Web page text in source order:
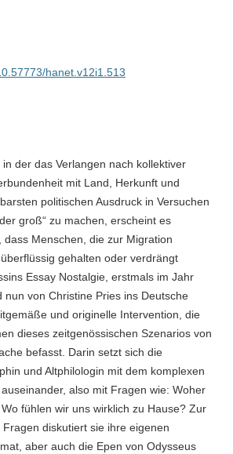
hanet.v12i1.513
der das Verlangen nach kollektiver
mit Land, Herkunft und
politischen Ausdruck in Versuchen
groß“ zu machen, erscheint es
Menschen, die zur Migration
gehalten oder verdrängt
Essay Nostalgie, erstmals im Jahr
nun von Christine Pries ins Deutsche
und originelle Intervention, die
dieses zeitgenössischen Szenarios von
befasst. Darin setzt sich die
und Altphilologin mit dem komplexen
also mit Fragen wie: Woher
fühlen wir uns wirklich zu Hause? Zur
diskutiert sie ihre eigenen
aber auch die Epen von Odysseus